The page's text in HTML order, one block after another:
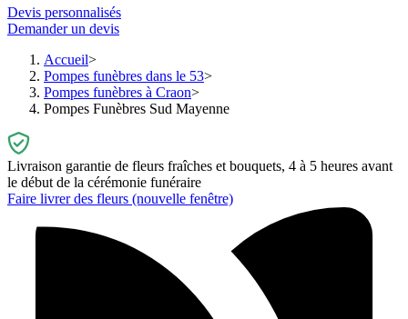
Devis personnalisés
Demander un devis
Accueil
Pompes funèbres dans le 53
Pompes funèbres à Craon
Pompes Funèbres Sud Mayenne
Livraison garantie de fleurs fraîches et bouquets, 4 à 5 heures avant
le début de la cérémonie funéraire
Faire livrer des fleurs (nouvelle fenêtre)